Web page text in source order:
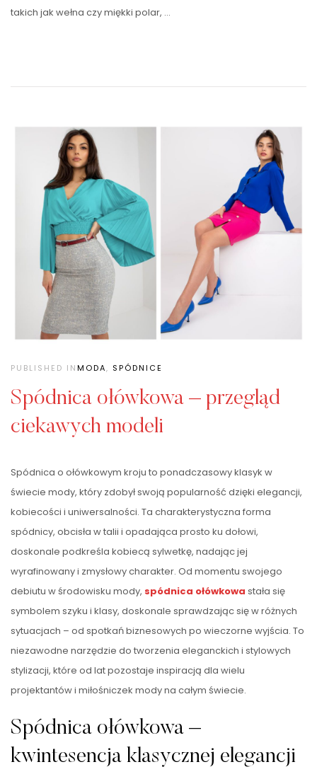
takich jak wełna czy miękki polar, …
PUBLISHED INMODA, SPÓDNICE
Spódnica ołówkowa – przegląd
ciekawych modeli
Spódnica o ołówkowym kroju to ponadczasowy klasyk w
świecie mody, który zdobył swoją popularność dzięki elegancji,
kobiecości i uniwersalności. Ta charakterystyczna forma
spódnicy, obcisła w talii i opadająca prosto ku dołowi,
doskonale podkreśla kobiecą sylwetkę, nadając jej
wyrafinowany i zmysłowy charakter. Od momentu swojego
debiutu w środowisku mody, spódnica ołówkowa stała się
symbolem szyku i klasy, doskonale sprawdzając się w różnych
sytuacjach – od spotkań biznesowych po wieczorne wyjścia. To
niezawodne narzędzie do tworzenia eleganckich i stylowych
stylizacji, które od lat pozostaje inspiracją dla wielu
projektantów i miłośniczek mody na całym świecie.
Spódnica ołówkowa –
kwintesencja klasycznej elegancji